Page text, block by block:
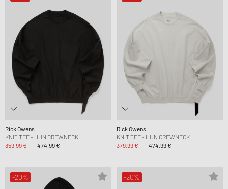
Rick Owens
KNIT TEE - HUN CREWNECK
359,99 €
474,99 €
Rick Owens
KNIT TEE - HUN CREWNECK
379,99 €
474,99 €
-20% -20%